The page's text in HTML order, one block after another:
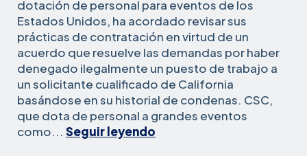
dotación de personal para eventos de los
Estados Unidos, ha acordado revisar sus
prácticas de contratación en virtud de un
acuerdo que resuelve las demandas por haber
denegado ilegalmente un puesto de trabajo a
un solicitante cualificado de California
basándose en su historial de condenas. CSC,
que dota de personal a grandes eventos
como... Seguir leyendo